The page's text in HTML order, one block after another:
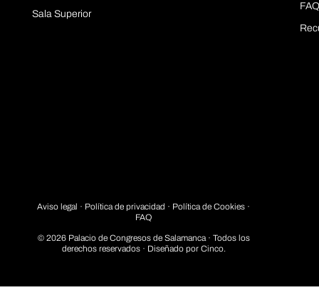
Sala Superior
Aviso legal · Política de privacidad · Política de Cookies ·
FAQ
© 2026 Palacio de Congresos de Salamanca · Todos los
derechos reservados · Diseñado por Cinco.